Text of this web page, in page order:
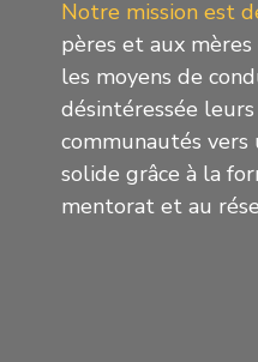
Notre mission est
pères et aux
les moyens de
désintéressée
communautés
solide grâce à la
mentorat et au